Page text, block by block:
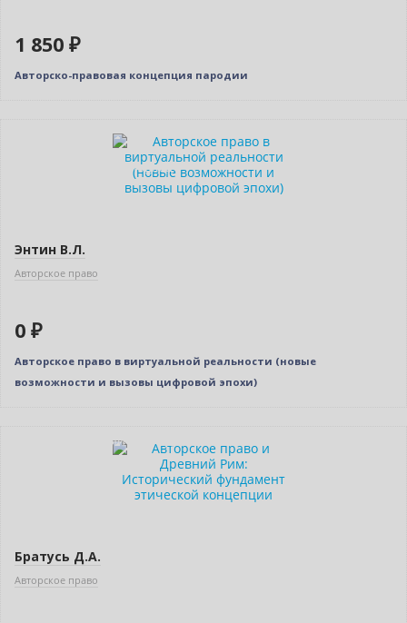
1 850 ₽
Авторско-правовая концепция пародии
Индивидуальный подход
Энтин В.Л.
Авторское право
0 ₽
Авторское право в виртуальной реальности (новые
возможности и вызовы цифровой эпохи)
Индивидуальный подход
Братусь Д.А.
Авторское право